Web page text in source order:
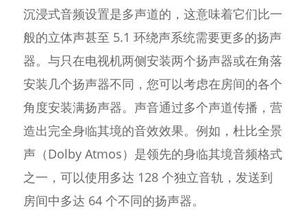
沉浸式音频设置是多声道的，这意味着它们比一
般的立体声甚至 5.1 环绕声系统需要更多的扬声
器。与只在电视机两侧安装两个扬声器或在角落
安装几个扬声器不同，您可以考虑在房间的各个
角度安装满扬声器。声音通过多个声道传播，营
造出完全身临其境的音效效果。例如，杜比全景
声（Dolby Atmos）是领先的身临其境音频格式
之一，可以使用多达 128 个独立音轨，发送到
房间中多达 64 个不同的扬声器。